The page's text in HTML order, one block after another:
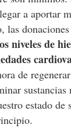
a aportar
donaciones
niveles de
de
sustancias
estado de